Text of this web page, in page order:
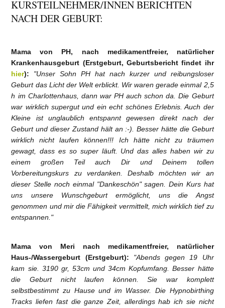
KURSTEILNEHMER/INNEN BERICHTEN
NACH DER GEBURT:
Mama von PH, nach medikamentfreier, natürlicher
Krankenhausgeburt (Erstgeburt, Geburtsbericht findet ihr
hier):
"Unser Sohn PH hat nach kurzer und reibungsloser
Geburt das Licht der Welt erblickt. Wir waren gerade einmal 2,5
h im Charlottenhaus, dann war PH auch schon da. Die Geburt
war wirklich supergut und ein echt schönes Erlebnis. Auch der
Kleine ist unglaublich entspannt gewesen direkt nach der
Geburt und dieser Zustand hält an :-). Besser hätte die Geburt
wirklich nicht laufen können!!! Ich hätte nicht zu träumen
gewagt, dass es so super läuft. Und das alles haben wir zu
einem großen Teil auch Dir und Deinem tollen
Vorbereitungskurs zu verdanken. Deshalb möchten wir an
dieser Stelle noch einmal "Dankeschön" sagen. Dein Kurs hat
uns unsere Wunschgeburt ermöglicht, uns die Angst
genommen und mir die Fähigkeit vermittelt, mich wirklich tief zu
entspannen."
Mama von Meri nach medikamentfreier, natürlicher
Haus-/Wassergeburt (Erstgeburt): "Abends gegen 19 Uhr
kam sie. 3190 gr, 53cm und 34cm Kopfumfang. Besser hätte
die Geburt nicht laufen können. Sie war komplett
selbstbestimmt zu Hause und im Wasser. Die Hypnobirthing
Tracks liefen fast die ganze Zeit, allerdings hab ich sie nicht